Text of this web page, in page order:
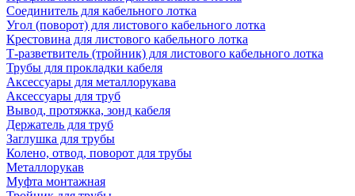
Соединитель для кабельного лотка
Угол (поворот) для листового кабельного лотка
Крестовина для листового кабельного лотка
Т-разветвитель (тройник) для листового кабельного лотка
Трубы для прокладки кабеля
Аксессуары для металлорукава
Аксессуары для труб
Вывод, протяжка, зонд кабеля
Держатель для труб
Заглушка для трубы
Колено, отвод, поворот для трубы
Металлорукав
Муфта монтажная